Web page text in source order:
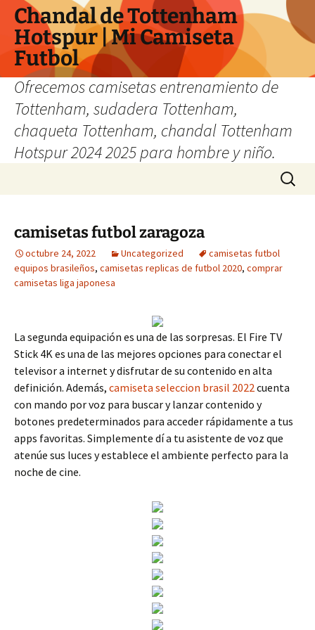
Chandal de Tottenham
Hotspur | Mi Camiseta
Futbol
Ofrecemos camisetas entrenamiento de
Tottenham, sudadera Tottenham,
chaqueta Tottenham, chandal Tottenham
Hotspur 2024 2025 para hombre y niño.
Buscar:
camisetas futbol zaragoza
octubre 24, 2022 Uncategorized
camisetas futbol
equipos brasileños, camisetas replicas de futbol 2020, comprar
camisetas liga japonesa
La segunda equipación es una de las sorpresas. El Fire TV
Stick 4K es una de las mejores opciones para conectar el
televisor a internet y disfrutar de su contenido en alta
definición. Además, camiseta seleccion brasil 2022cuenta
con mando por voz para buscar y lanzar contenido y
botones predeterminados para acceder rápidamente a tus
apps favoritas. Simplemente dí a tu asistente de voz que
atenúe sus luces y establece el ambiente perfecto para la
noche de cine.